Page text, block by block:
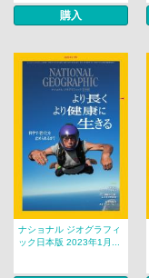
購入
ナショナル ジオグラフィ
ック日本版 2023年1月...